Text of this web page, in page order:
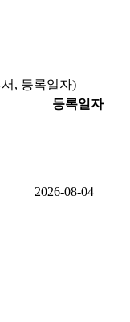
, 등록일자)
등록일자
2026-08-04